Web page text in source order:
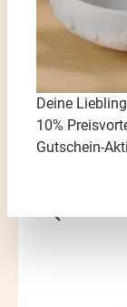
Bildergalerie
Deine
10%
Gutschein-